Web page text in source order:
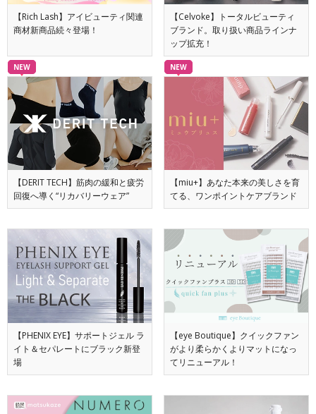
【Rich Lash】アイビューティ関連
商材新商品続々登場！
【Celvoke】トータルビューティ
ブランド。取り扱い商品ラインナ
ップ拡充！
【DERIT TECH】筋肉の緩和と疲労
回復へ導く“リカバリーウェア”
NEW
【miu+】あなた本来の美しさを育
てる、ワンポイントケアブランド
NEW
【PHENIX EYE】サポートジェル ラ
イト＆セパレートにブラック新登
場
【eye Boutique】クイックファン
がより柔らかくよりマットになっ
てリニューアル！